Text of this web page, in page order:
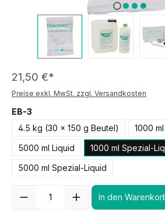
21,50 €*
Preise exkl. MwSt. zzgl. Versandkosten
EB-3
4.5 kg (30 x 150 g Beutel)
1000
5000 ml Liquid
1000 ml Spezial-
5000 ml Spezial-Liquid
In den